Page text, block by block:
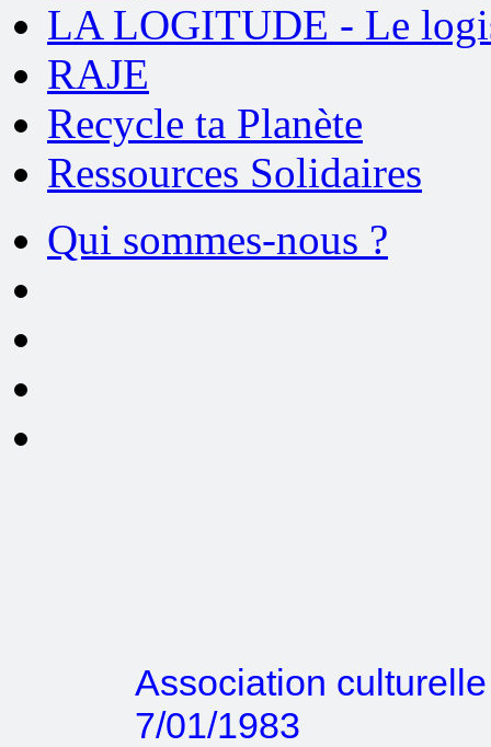
LA LOGITUDE - Le
RAJE
Recycle ta Planète
Ressources Solidaires
Qui sommes-nous ?
Association
7/01/1983